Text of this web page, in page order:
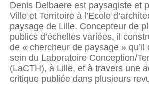
Denis Delbaere est paysagiste et
Ville et Territoire à l’Ecole
paysage de Lille. Concepteur de
publics d’échelles variées, il
de « chercheur de paysage » qu’il
sein du Laboratoire Conception/
(LaCTH), à Lille, et à travers une
critique publiée dans plusieurs